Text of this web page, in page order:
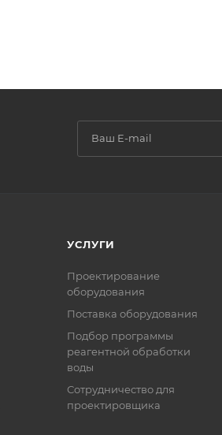
УСЛУГИ
Проектирование
оборудования
Поставка оборудования
Подбор программы
реагентной обработки
воды
Сотрудничество для
проектировщика